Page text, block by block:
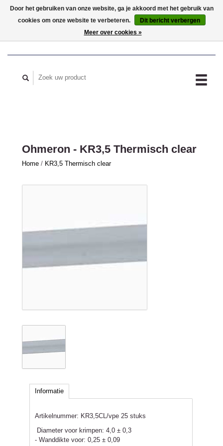
MIJN ACCOUNT
Ohmeron - KR3,5 Thermisch clear
Home / KR3,5 Thermisch clear
Informatie
Artikelnummer: KR3,5CL/vpe 25 stuks
Diameter voor krimpen: 4,0 ± 0,3
- Wanddikte voor: 0,25 ± 0,09
Door het gebruiken van onze website, ga je akkoord met het gebruik van
cookies om onze website te verbeteren.
Dit bericht verbergen
Meer over cookies »